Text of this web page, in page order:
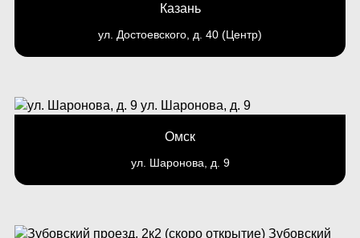
Казань
ул. Достоевского, д. 40 (Центр)
Омск
ул. Шаронова, д. 9